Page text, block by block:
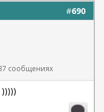
#690
сообщениях